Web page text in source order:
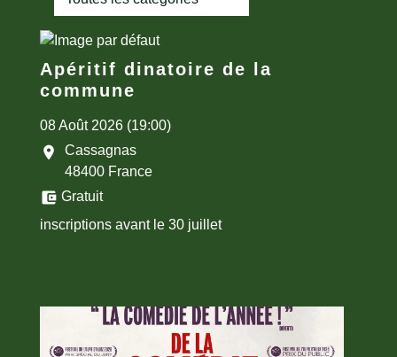
Apéritif dinatoire de la
commune
08 Août 2026 (19:00)
location_on
Cassagnas
48400 France
account_balance_wallet Gratuit
inscriptions avant le 30 juillet